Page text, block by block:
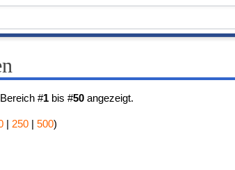
#1 bis #50 angezeigt.
| 250 |500)